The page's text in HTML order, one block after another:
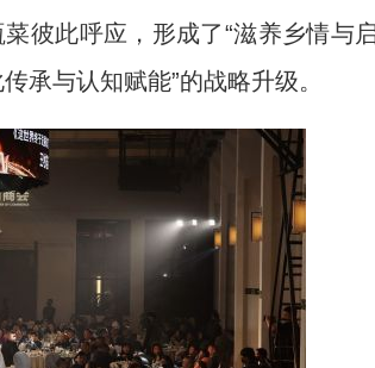
彼此呼应，形成了“滋养乡情与
承与认知赋能”的战略升级。